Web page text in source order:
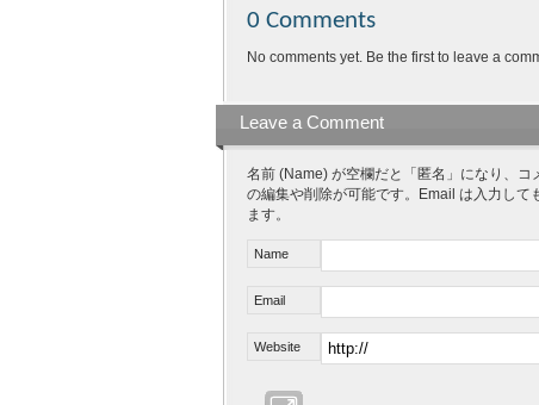
0 Comments
No comments yet. Be the first to leave a
Leave a Comment
名前 (Name) が空欄だと「匿名」になり、
の編集や削除が可能です。Email は入力して
ます。
Name
Email
Website